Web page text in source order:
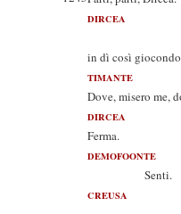
DIRCEA
Da te
in dì così
TIMANTE
Dove, misero me,
DIRCEA
Ferma.
DEMOFOONTE
Senti.
CREUSA